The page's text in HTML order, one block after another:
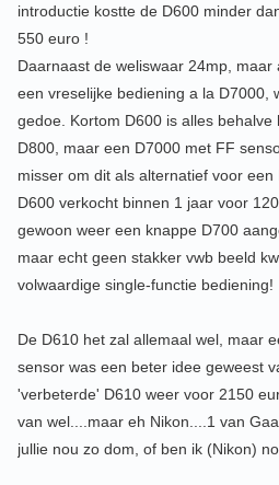
introductie kostte de D600 minder
550 euro !
Daarnaast de weliswaar 24mp,
een vreselijke bediening a la D7000,
gedoe. Kortom D600 is alles
D800, maar een D7000 met FF
misser om dit als alternatief voor
D600 verkocht binnen 1 jaar voor
gewoon weer een knappe D700
maar echt geen stakker vwb beeld
volwaardige single-functie bediening!
De D610 het zal allemaal wel, maar
sensor was een beter idee geweest
'verbeterde' D610 weer voor 2150
van wel....maar eh Nikon....1 van
jullie nou zo dom, of ben ik (Nikon)